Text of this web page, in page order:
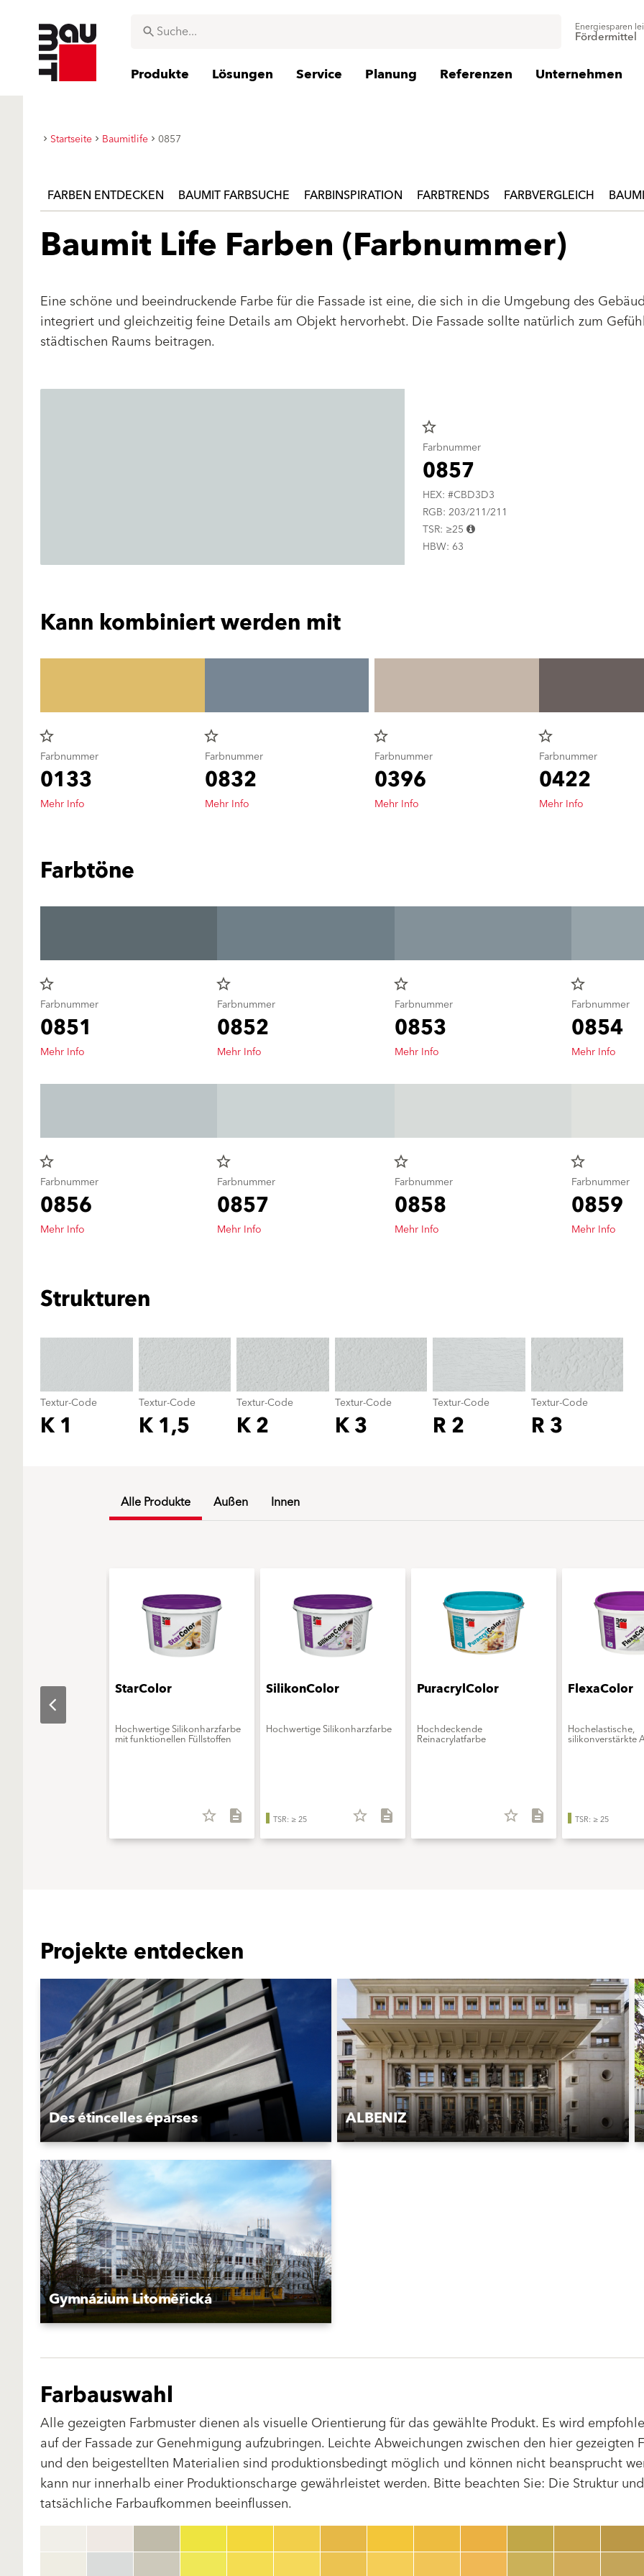
Energiesparen
Fördermittel
Produkte Lösungen Service Planung Referenzen Unternehmen
Startseite Baumitlife 0857
FARBEN ENTDECKEN BAUMIT FARBSUCHE FARBINSPIRATION FARBTRENDS FARBVERGLEICH
Baumit Life Farben (Farbnummer)
Eine schöne und beeindruckende Farbe für die Fassade ist eine, die sich in die Umgebung des
integriert und gleichzeitig feine Details am Objekt hervorhebt. Die Fassade sollte natürlich zum
städtischen Raums beitragen.
star_border
Farbnummer
0857
HEX: #CBD3D3
RGB: 203/211/211
TSR: ≥25
HBW: 63
Kann kombiniert werden mit
star_border
Farbnummer
0133
Mehr Info
star_border
Farbnummer
0832
Mehr Info
star_border
Farbnummer
0396
Mehr Info
star_border
Farbnummer
0422
Mehr Info
Farbtöne
star_border
Farbnummer
0851
Mehr Info
star_border
Farbnummer
0852
Mehr Info
star_border
Farbnummer
0853
Mehr Info
star_border
Farbnummer
0854
Mehr Info
star_border
Farbnummer
0856
Mehr Info
star_border
Farbnummer
0857
Mehr Info
star_border
Farbnummer
0858
Mehr Info
star_border
Farbnummer
0859
Mehr Info
Strukturen
Textur-Code
K 1
Textur-Code
K 1,5
Textur-Code
K 2
Textur-Code
K 3
Textur-Code
R 2
Textur-Code
R 3
Alle Produkte Außen Innen
StarColor
Hochwertige Silikonharzfarbe
mit funktionellen Füllstoffen
star_border description
SilikonColor
Hochwertige Silikonharzfarbe
TSR: ≥ 25 star_border description
PuracrylColor
Hochdeckende
Reinacrylatfarbe
star_border description
FlexaColor
Hochelastische,
silikonverstärkte
TSR: ≥ 25
Projekte entdecken
Des étincelles éparses ALBENIZ
Gymnázium Litoměřická
Farbauswahl
Alle gezeigten Farbmuster dienen als visuelle Orientierung für das gewählte Produkt. Es wird
auf der Fassade zur Genehmigung aufzubringen. Leichte Abweichungen zwischen den hier gezeigten
und den beigestellten Materialien sind produktionsbedingt möglich und können nicht beansprucht
kann nur innerhalb einer Produktionscharge gewährleistet werden. Bitte beachten Sie: Die Struktur
tatsächliche Farbaufkommen beeinflussen.